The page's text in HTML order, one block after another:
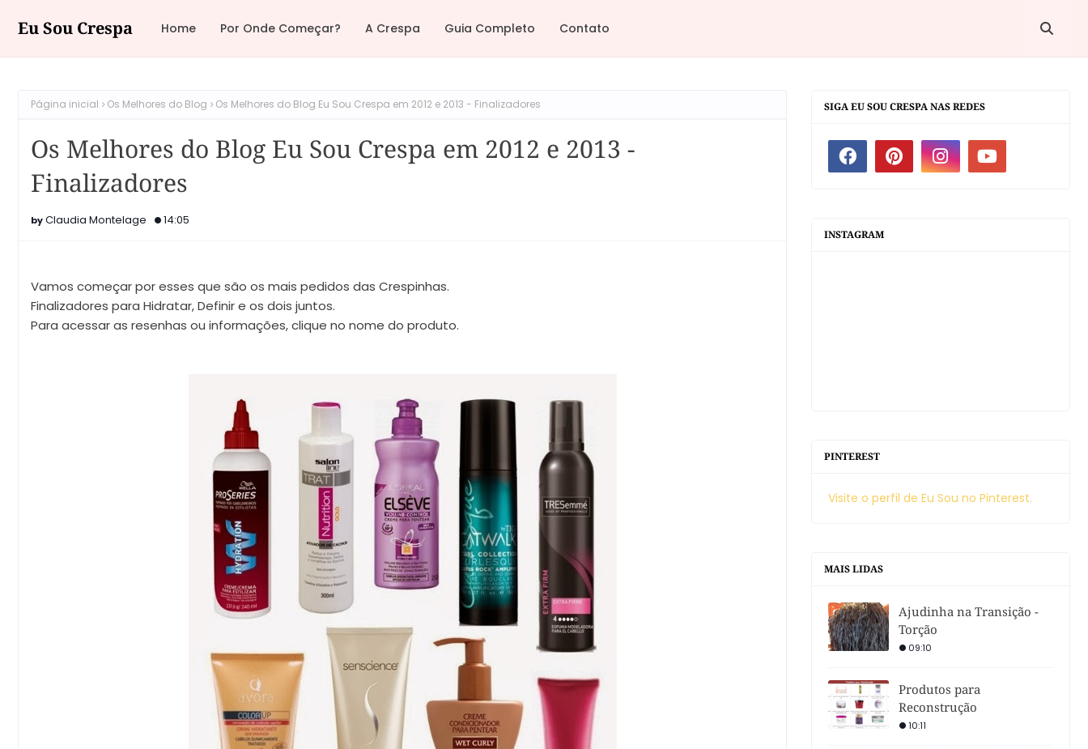
Eu Sou Crespa Home Por Onde Começar? A Crespa Guia Completo Contato
Página inicial Os Melhores do Blog Os Melhores do Blog Eu Sou Crespa em 2012 e 2013 - Finalizadores
Os Melhores do Blog Eu Sou Crespa em 2012 e 2013 -
Finalizadores
Claudia Montelage 14:05
Vamos começar por esses que são os mais pedidos das Crespinhas.
Finalizadores para Hidratar, Definir e os dois juntos.
Para acessar as resenhas ou informações, clique no nome do produto.
SIGA EU SOU CRESPA NAS REDES
INSTAGRAM
PINTEREST
Visite o perfil de Eu Sou no Pinterest.
MAIS LIDAS
Ajudinha na Transição -
Torção
09:10
Produtos para
Reconstrução
10:11